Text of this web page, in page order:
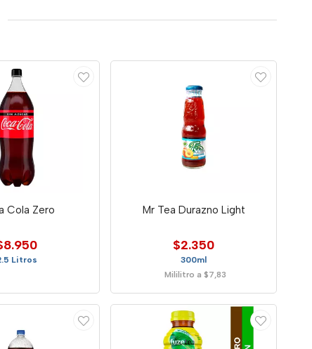
Cola Zero
Litros
Mr Tea Durazno Light
$2.350
300ml
Mililitro a $7,83